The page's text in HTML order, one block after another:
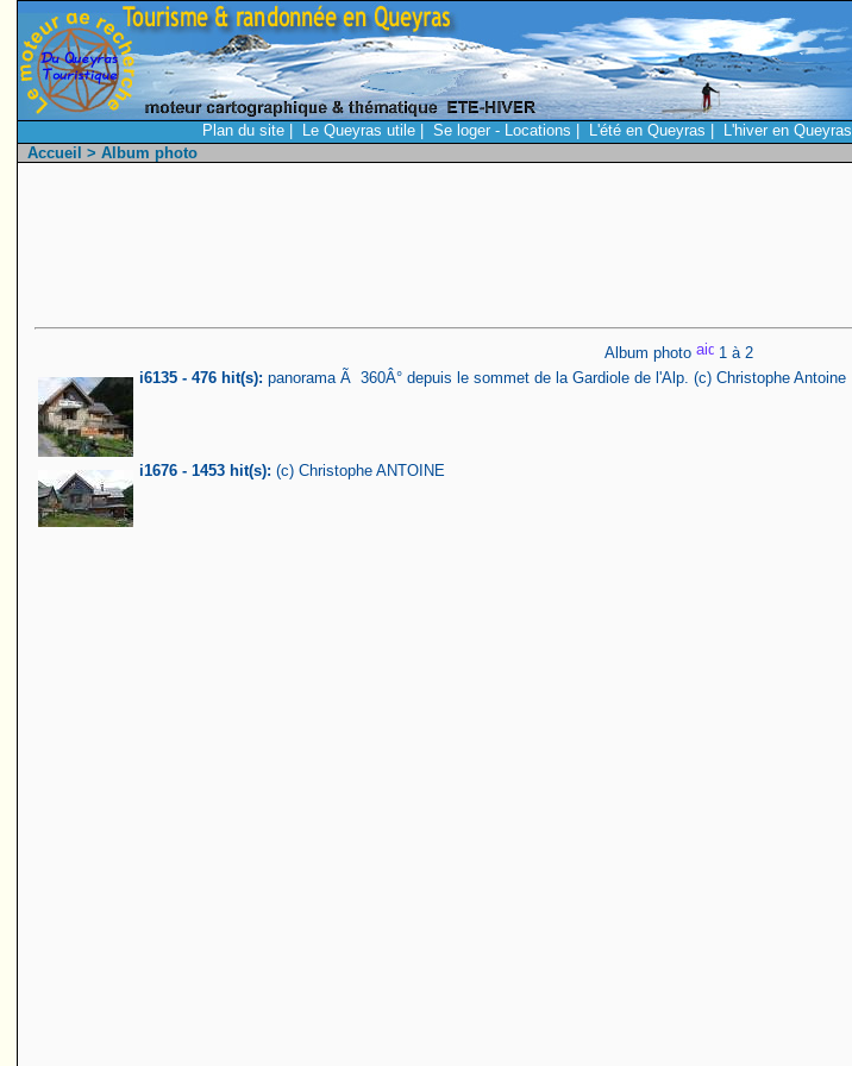
Plan du site| Le Queyras utile| Se loger - Locations L'été en Queyras L'hiver en Queyras
Accueil > Album photo
Album photo
1 à 2
i6135 - 476 hit(s): panorama Ã 360Â° depuis le sommet de la Gardiole de l'Alp. (c) Christophe Antoine
i1676 - 1453 hit(s): (c) Christophe ANTOINE